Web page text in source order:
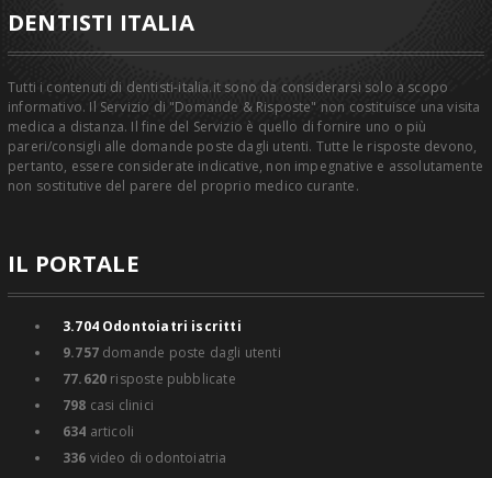
DENTISTI ITALIA
Tutti i contenuti di dentisti-italia.it sono da considerarsi solo a scopo
informativo. Il Servizio di "Domande & Risposte" non costituisce una visita
medica a distanza. Il fine del Servizio è quello di fornire uno o più
pareri/consigli alle domande poste dagli utenti. Tutte le risposte devono,
pertanto, essere considerate indicative, non impegnative e assolutamente
non sostitutive del parere del proprio medico curante.
IL PORTALE
3.704Odontoiatri iscritti
9.757domande poste dagli utenti
77.620 risposte pubblicate
798 casi clinici
634 articoli
336 video di odontoiatria